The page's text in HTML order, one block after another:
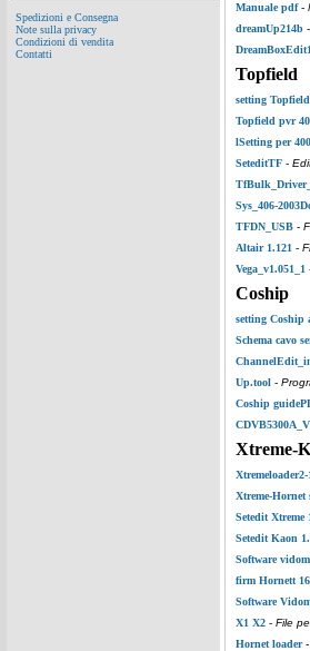
Spedizioni e Consegna
Note sulla privacy
Condizioni di vendita
Contatti
Manuale pdf-
dreamUp214b -
Topfield
setting
Topfield pvr
lSetting per
SeteditTF -
Sys_406-
TFDN_USB -
Altair 1.121 -
Vega_v1.051_1
Coship
setting Coship
Schema cavo
Up.tool -
Coship
Xtreme-
Xtremeloader2-
Xtreme-
Setedit Xtreme
Setedit Kaon
Software
firm Hornett
Software
X1 X2 - File
Hornet loader-